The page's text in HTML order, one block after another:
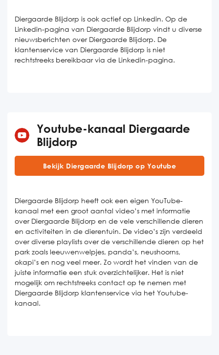
Diergaarde Blijdorp is ook actief op Linkedin. Op de
Linkedin-pagina van Diergaarde Blijdorp vindt u diverse
nieuwsberichten over Diergaarde Blijdorp. De
klantenservice van Diergaarde Blijdorp is niet
rechtstreeks bereikbaar via de Linkedin-pagina.
Youtube-kanaal Diergaarde
Blijdorp
Bekijk Diergaarde Blijdorp op Youtube
Diergaarde Blijdorp heeft ook een eigen YouTube-
kanaal met een groot aantal video’s met informatie
over Diergaarde Blijdorp en de vele verschillende dieren
en activiteiten in de dierentuin. De video’s zijn verdeeld
over diverse playlists over de verschillende dieren op het
park zoals leeuwenwelpjes, panda’s, neushoorns,
okapi’s en nog veel meer. Zo wordt het vinden van de
juiste informatie een stuk overzichtelijker. Het is niet
mogelijk om rechtstreeks contact op te nemen met
Diergaarde Blijdorp klantenservice via het Youtube-
kanaal.